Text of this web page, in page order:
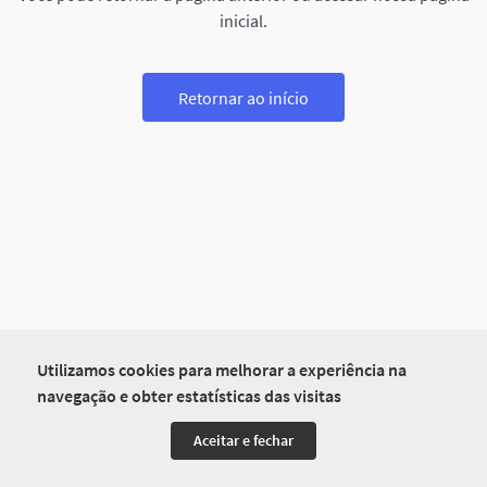
Utilizamos cookies para melhorar a experiência na
navegação e obter estatísticas das visitas
Aceitar e fechar
inicial.
Retornar ao início